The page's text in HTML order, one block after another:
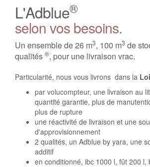
L'Adblue®
selon vos besoins.
Un ensemble de 26 m3, 100 m3 de
qualités ®, pour une livraison vrac.
Particularité, nous vous livrons dans la
par volucompteur, une livraison au
quantité garantie, plus de
plus de rupture
une réactivité de livraison et une
d'approvisionnement
2 qualités, un Adblue by yara, une
additif
en conditionné, ibc 1000 l, fût 200 l,